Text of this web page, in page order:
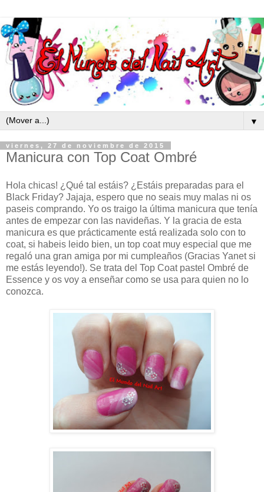
▼
viernes, 27 de noviembre de 2015
Manicura con Top Coat Ombré
Hola chicas! ¿Qué tal estáis? ¿Estáis preparadas para el
Black Friday? Jajaja, espero que no seais muy malas ni os
paseis comprando. Yo os traigo la última manicura que tenía
antes de empezar con las navideñas. Y la gracia de esta
manicura es que prácticamente está realizada solo con to
coat, si habeis leido bien, un top coat muy especial que me
regaló una gran amiga por mi cumpleaños (Gracias Yanet si
me estás leyendo!). Se trata del Top Coat pastel Ombré de
Essence y os voy a enseñar como se usa para quien no lo
conozca.